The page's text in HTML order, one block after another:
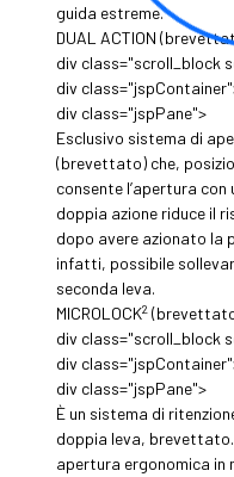
guida estreme.
DUAL ACTION
div class="scroll_block
div
div class="jspPane">
Esclusivo sistema di
(brevettato) che,
consente l’apertura con
doppia azione riduce il
dopo avere azionato la
infatti, possibile
seconda leva.
MICROLOCK2
div class="scroll_block
div
div class="jspPane">
È un sistema di
doppia leva,
apertura ergonomica in